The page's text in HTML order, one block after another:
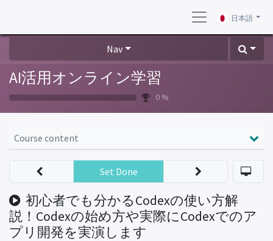
日本語
Nav
AI活用オンライン学習
0 %
Course content
初心者でも分かるCodexの使い方解
説！Codexの始め方や実際にCodexでのア
プリ開発を実演します
Set Done